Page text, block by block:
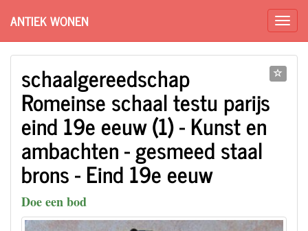
ANTIEK WONEN
schaalgereedschap
Romeinse schaal testu parijs
eind 19e eeuw (1) - Kunst en
ambachten - gesmeed staal
brons - Eind 19e eeuw
Doe een bod